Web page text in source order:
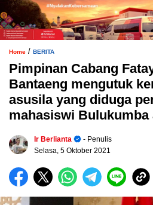
Home / BERITA
Pimpinan Cabang
Bantaeng mengutuk
asusila yang diduga
mahasiswi Bulukumba
Ir Berlianta
- Penulis
Selasa, 5 Oktober 2021